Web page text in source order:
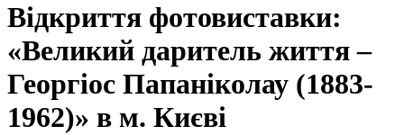
Відкриття фотовиставки:
«Великий даритель життя –
Георгіос Папаніколау (1883-
1962)» в м. Києві